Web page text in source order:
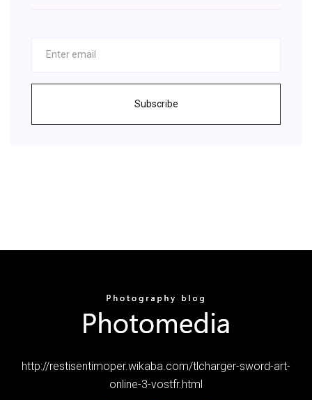
Subscribe
http://restisentimoper.wikaba.com/tlcharger-sword-art-
online-3-vostfr.html